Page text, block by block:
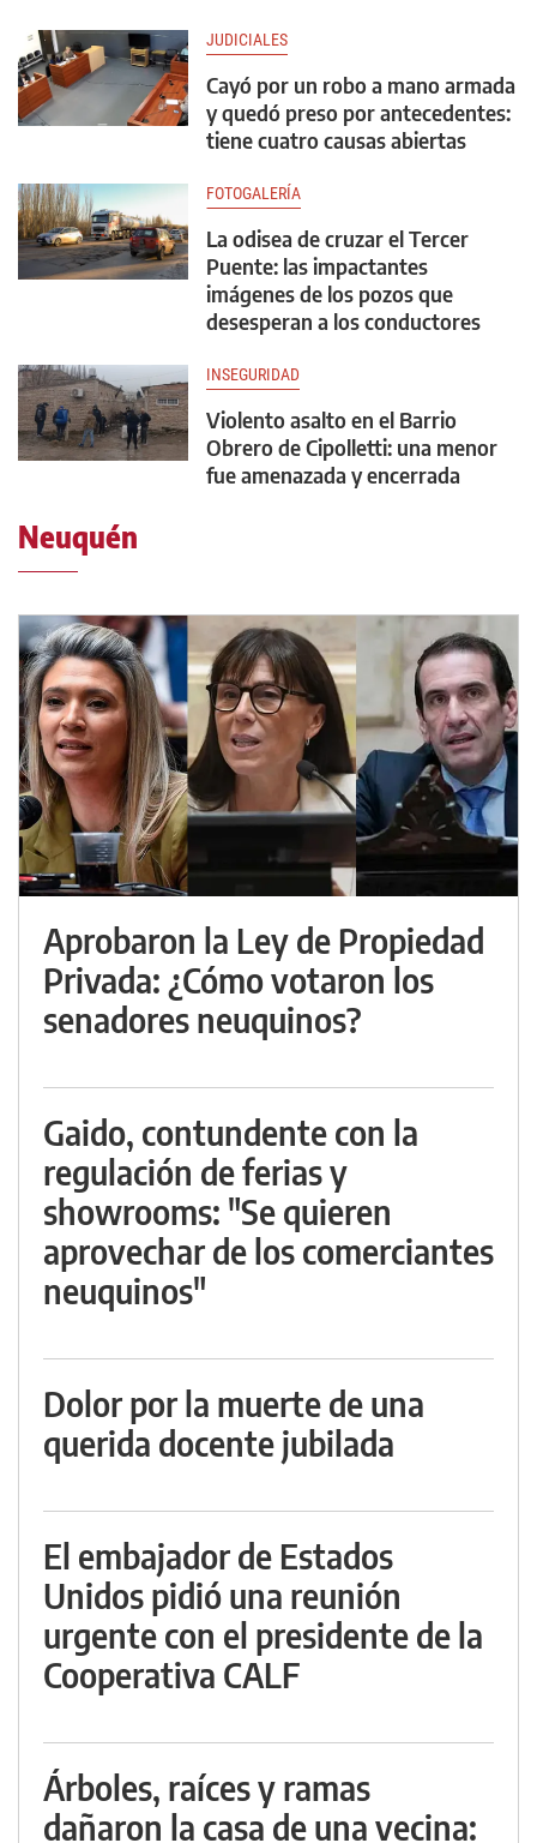
JUDICIALES
Cayó por un robo a mano armada
y quedó preso por antecedentes:
tiene cuatro causas abiertas
FOTOGALERÍA
La odisea de cruzar el Tercer
Puente: las impactantes
imágenes de los pozos que
desesperan a los conductores
INSEGURIDAD
Violento asalto en el Barrio
Obrero de Cipolletti: una menor
fue amenazada y encerrada
Neuquén
Aprobaron la Ley de Propiedad
Privada: ¿Cómo votaron los
senadores neuquinos?
Gaido, contundente con la
regulación de ferias y
showrooms: "Se quieren
aprovechar de los comerciantes
neuquinos"
Dolor por la muerte de una
querida docente jubilada
El embajador de Estados
Unidos pidió una reunión
urgente con el presidente de la
Cooperativa CALF
Árboles, raíces y ramas
dañaron la casa de una vecina: